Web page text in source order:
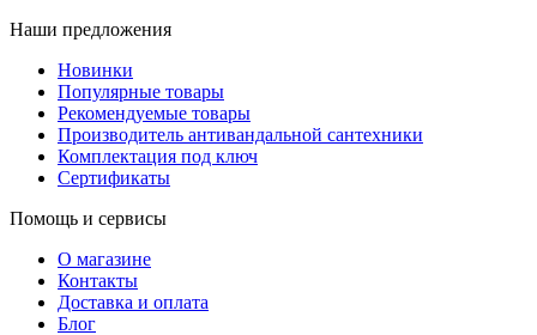
Наши предложения
Новинки
Популярные товары
Рекомендуемые товары
Производитель антивандальной сантехники
Комплектация под ключ
Сертификаты
Помощь и сервисы
О магазине
Контакты
Доставка и оплата
Блог